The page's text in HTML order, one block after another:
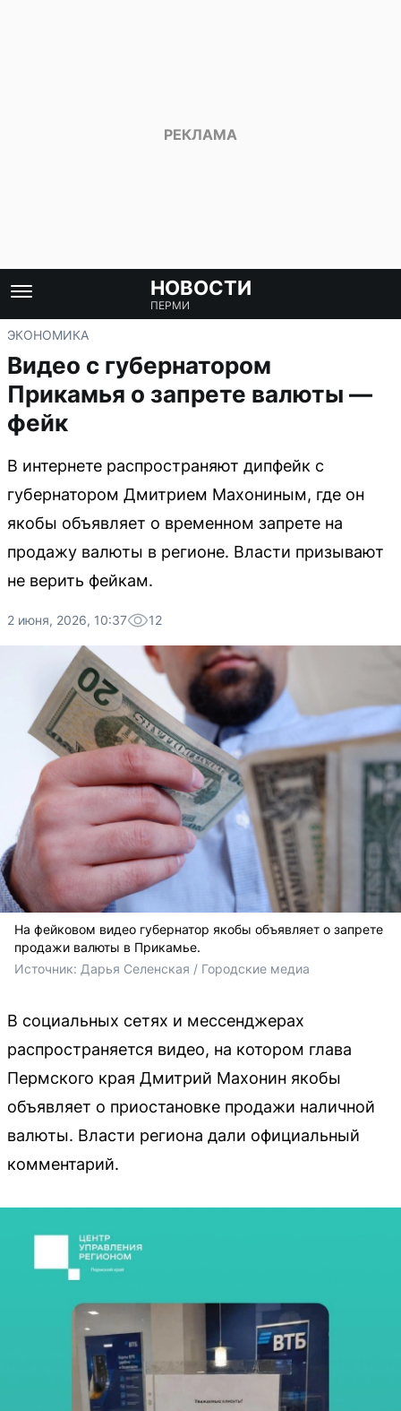
НОВОСТИ
ПЕРМИ
ЭКОНОМИКА
Видео с губернатором
Прикамья о запрете валюты —
фейк
В интернете распространяют дипфейк с
губернатором Дмитрием Махониным, где он
якобы объявляет о временном запрете на
продажу валюты в регионе. Власти призывают
не верить фейкам.
2 июня, 2026, 10:37 12
На фейковом видео губернатор якобы объявляет о запрете
продажи валюты в Прикамье.
Источник: Дарья Селенская / Городские медиа
В социальных сетях и мессенджерах
распространяется видео, на котором глава
Пермского края Дмитрий Махонин якобы
объявляет о приостановке продажи наличной
валюты. Власти региона дали официальный
комментарий.